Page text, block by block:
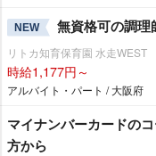
NEW 無資格可の調理
リトカ知育保育園 水走WEST
時給1,177円～
アルバイト・パート / 大阪府
マイナンバーカードの
方から